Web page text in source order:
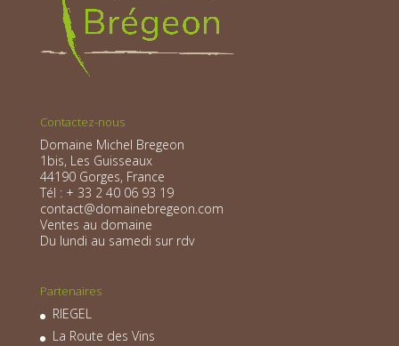
Contactez-nous
Domaine Michel Bregeon
1bis, Les Guisseaux
44190 Gorges, France
Tél : + 33 2 40 06 93 19
contact@domainebregeon.com
Ventes au domaine
Du lundi au samedi sur rdv
Partenaires
RIEGEL
La Route des Vins